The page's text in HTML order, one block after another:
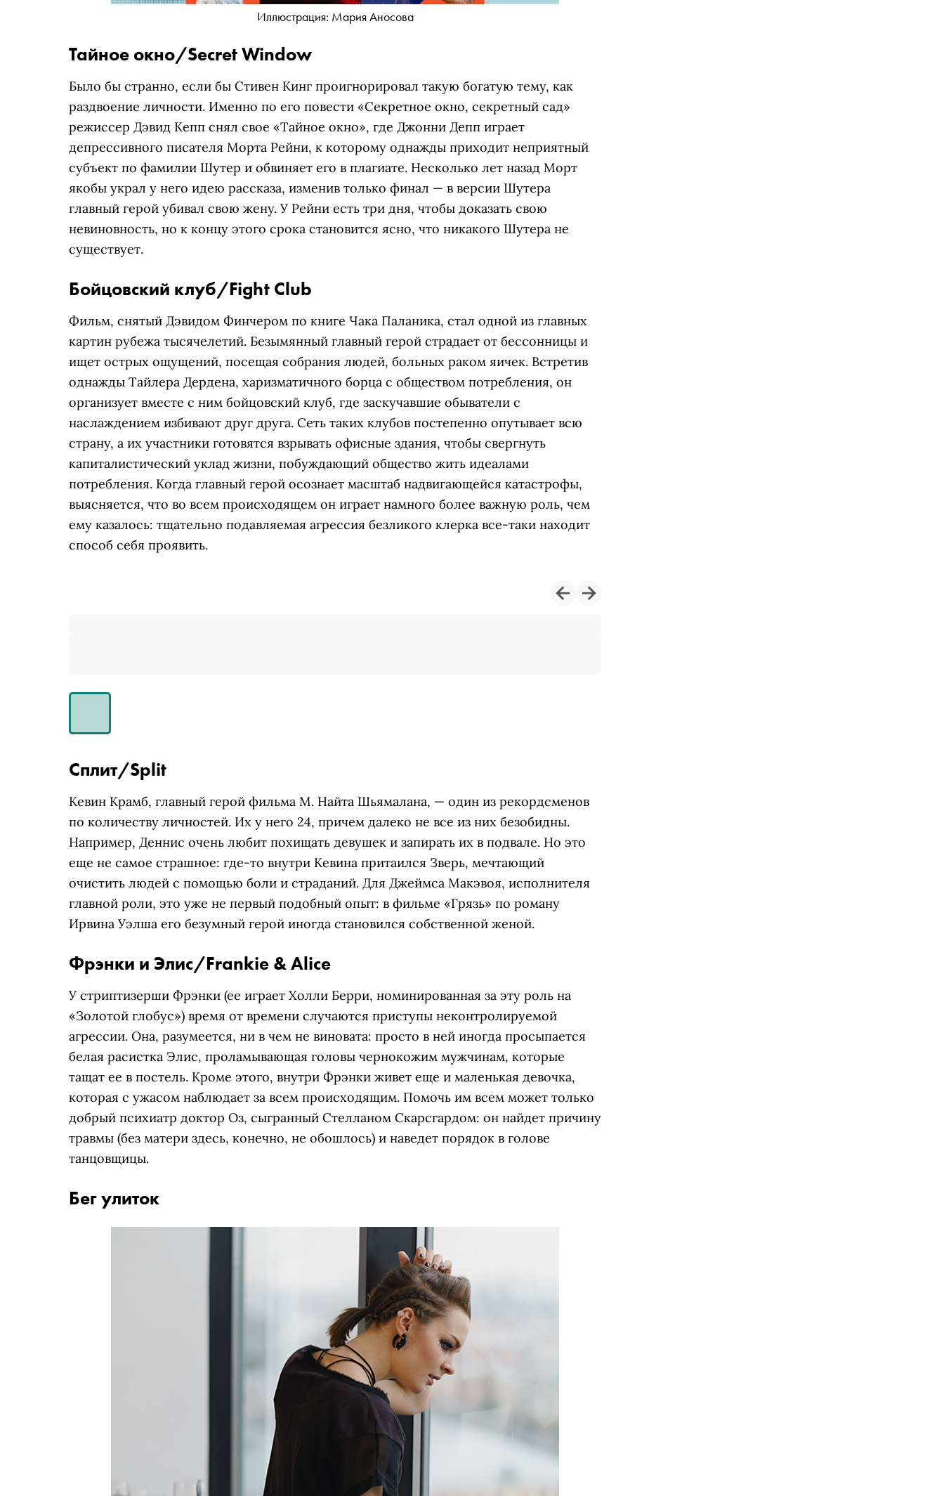
Иллюстрация: Мария Аносова
Тайное окно/Secret Window
Было бы странно, если бы Стивен Кинг проигнорировал такую богатую тему, как
раздвоение личности. Именно по его повести «Секретное окно, секретный сад»
режиссер Дэвид Кепп снял свое «Тайное окно», где Джонни Депп играет
депрессивного писателя Морта Рейни, к которому однажды приходит неприятный
субъект по фамилии Шутер и обвиняет его в плагиате. Несколько лет назад Морт
якобы украл у него идею рассказа, изменив только финал — в версии Шутера
главный герой убивал свою жену. У Рейни есть три дня, чтобы доказать свою
невиновность, но к концу этого срока становится ясно, что никакого Шутера не
существует.
Бойцовский клуб/Fight Club
Фильм, снятый Дэвидом Финчером по книге Чака Паланика, стал одной из главных
картин рубежа тысячелетий. Безымянный главный герой страдает от бессонницы и
ищет острых ощущений, посещая собрания людей, больных раком яичек. Встретив
однажды Тайлера Дердена, харизматичного борца с обществом потребления, он
организует вместе с ним бойцовский клуб, где заскучавшие обыватели с
наслаждением избивают друг друга. Сеть таких клубов постепенно опутывает всю
страну, а их участники готовятся взрывать офисные здания, чтобы свергнуть
капиталистический уклад жизни, побуждающий общество жить идеалами
потребления. Когда главный герой осознает масштаб надвигающейся катастрофы,
выясняется, что во всем происходящем он играет намного более важную роль, чем
ему казалось: тщательно подавляемая агрессия безликого клерка все-таки находит
способ себя проявить.
Сплит/Split
Кевин Крамб, главный герой фильма М. Найта Шьямалана, — один из рекордсменов
по количеству личностей. Их у него 24, причем далеко не все из них безобидны.
Например, Деннис очень любит похищать девушек и запирать их в подвале. Но это
еще не самое страшное: где-то внутри Кевина притаился Зверь, мечтающий
очистить людей с помощью боли и страданий. Для Джеймса Макэвоя, исполнителя
главной роли, это уже не первый подобный опыт: в фильме «Грязь» по роману
Ирвина Уэлша его безумный герой иногда становился собственной женой.
Фрэнки и Элис/Frankie & Alice
У стриптизерши Фрэнки (ее играет Холли Берри, номинированная за эту роль на
«Золотой глобус») время от времени случаются приступы неконтролируемой
агрессии. Она, разумеется, ни в чем не виновата: просто в ней иногда просыпается
белая расистка Элис, проламывающая головы чернокожим мужчинам, которые
тащат ее в постель. Кроме этого, внутри Фрэнки живет еще и маленькая девочка,
которая с ужасом наблюдает за всем происходящим. Помочь им всем может только
добрый психиатр доктор Оз, сыгранный Стелланом Скарсгардом: он найдет причину
травмы (без матери здесь, конечно, не обошлось) и наведет порядок в голове
танцовщицы.
Бег улиток